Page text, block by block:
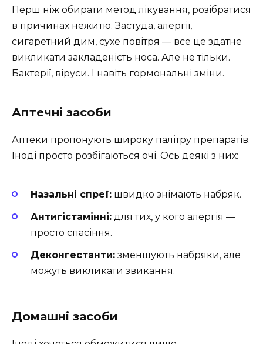
Перш ніж обирати метод лікування, розібратися
в причинах нежитю. Застуда, алергії,
сигаретний дим, сухе повітря — все це здатне
викликати закладеність носа. Але не тільки.
Бактерії, віруси. І навіть гормональні зміни.
Аптечні засоби
Аптеки пропонують широку палітру препаратів.
Іноді просто розбігаються очі. Ось деякі з них:
Назальні спреї: швидко знімають набряк.
Антигістамінні: для тих, у кого алергія —
просто спасіння.
Деконгестанти: зменшують набряки, але
можуть викликати звикання.
Домашні засоби